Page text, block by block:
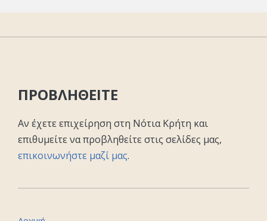
ΠΡΟΒΛΗΘΕΙΤΕ
Αν έχετε επιχείρηση στη Νότια Κρήτη και
επιθυμείτε να προβληθείτε στις σελίδες μας,
επικοινωνήστε μαζί μας.